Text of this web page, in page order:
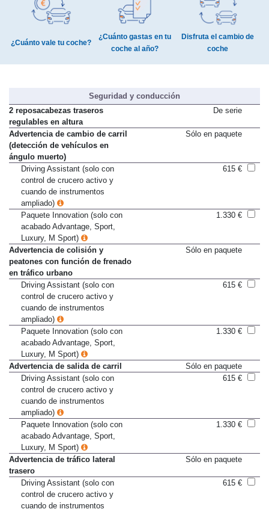
¿Cuánto gastas en tu
Disfruta el cambio de
Seguridad y conducción
2 reposacabezas traseros
regulables en altura
Advertencia de cambio de carril
(detección de vehículos en
ángulo muerto)
Driving Assistant (solo con
control de crucero activo y
cuando de instrumentos
ampliado)
Paquete Innovation (solo con
acabado Advantage, Sport,
Luxury, M Sport)
Advertencia de colisión y
peatones con función de frenado
en tráfico urbano
Driving Assistant (solo con
control de crucero activo y
cuando de instrumentos
ampliado)
Paquete Innovation (solo con
acabado Advantage, Sport,
Luxury, M Sport)
Advertencia de salida de carril
Sólo en paquete
Driving Assistant (solo con
control de crucero activo y
cuando de instrumentos
ampliado)
Paquete Innovation (solo con
acabado Advantage, Sport,
Luxury, M Sport)
Advertencia de tráfico lateral
trasero
Driving Assistant (solo con
control de crucero activo y